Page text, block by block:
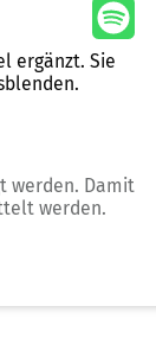
ergänzt. Sie
werden. Damit
werden.